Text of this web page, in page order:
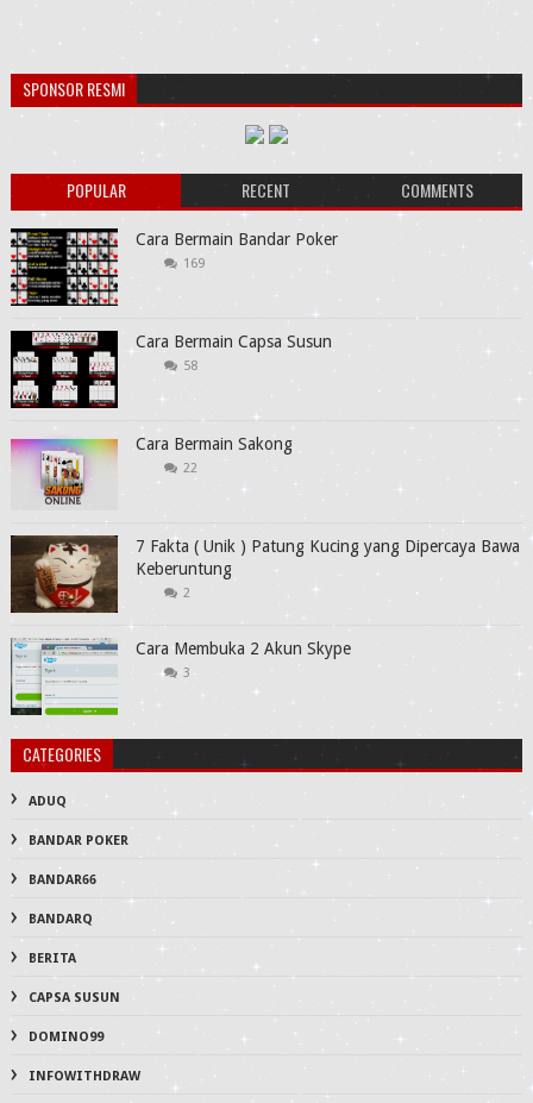
SPONSOR RESMI
POPULAR RECENT COMMENTS
Cara Bermain Bandar Poker
169
Cara Bermain Capsa Susun
58
Cara Bermain Sakong
22
7 Fakta ( Unik ) Patung Kucing yang Dipercaya Bawa
Keberuntung
2
Cara Membuka 2 Akun Skype
3
CATEGORIES
ADUQ
BANDAR POKER
BANDAR66
BANDARQ
BERITA
CAPSA SUSUN
DOMINO99
INFOWITHDRAW